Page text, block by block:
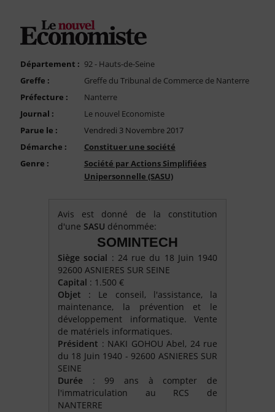
Nous Contacter
Compte PRO
Département : 92 - Hauts-de-Seine
Greffe :
Greffe du Tribunal de Commerce de Nanterre
Préfecture :
Nanterre
Journal :
Le nouvel Economiste
Parue le :
Vendredi 3 Novembre 2017
Démarche :
Constituer une société
Genre :
Société par Actions Simplifiées
Unipersonnelle (SASU)
Avis est donné de la constitution
d'une SASU dénommée:
SOMINTECH
Siège social : 24 rue du 18 Juin 1940
92600 ASNIERES SUR SEINE
Capital : 1.500 €
Objet : Le conseil, l'assistance, la
maintenance, la prévention et le
développement informatique. Vente
de matériels informatiques.
Président : NAKI GOHOU Abel, 24 rue
du 18 Juin 1940 - 92600 ASNIERES SUR
SEINE
Durée : 99 ans à compter de
l'immatriculation au RCS de
NANTERRE